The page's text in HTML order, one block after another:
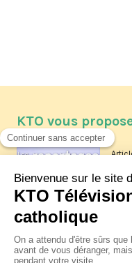
KTO vous
La
XIV